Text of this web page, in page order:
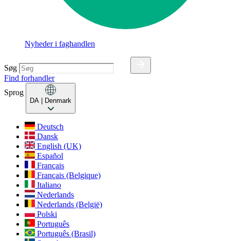
Nyheder i faghandlen
Søg
Find forhandler
Sprog
DA | Denmark
Deutsch
Dansk
English (UK)
Español
Français
Français (Belgique)
Italiano
Nederlands
Nederlands (België)
Polski
Português
Português (Brasil)